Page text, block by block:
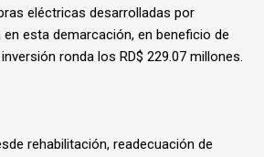
eléctricas desarrolladas por
esta demarcación, en beneficio de
ronda los RD$ 229.07 millones.
rehabilitación, readecuación de